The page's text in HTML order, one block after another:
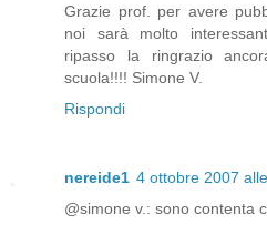
Grazie prof. per avere
noi sarà molto
ripasso la ringrazio
scuola!!!! Simone V.
Rispondi
nereide1 4 ottobre 2007
@simone v.: sono contenta